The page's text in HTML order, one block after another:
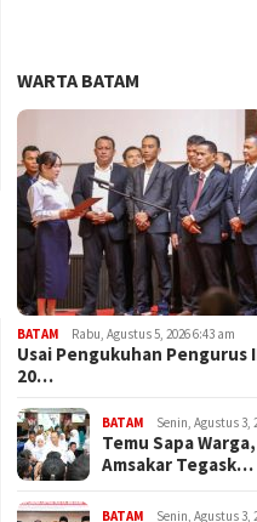
WARTA BATAM
BATAM Rabu, Agustus 5, 2026 6:43 am
Usai Pengukuhan Pengurus
20…
BATAM Senin, Agustus 3,
Temu Sapa
Amsakar Tegask…
BATAM Senin, Agustus 3,